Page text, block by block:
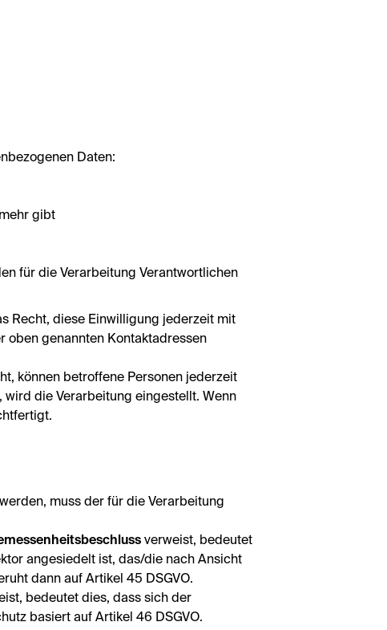
Daten:
gibt
für die Verarbeitung Verantwortlichen
Recht, diese Einwilligung jederzeit mit
oben genannten Kontaktadressen
können betroffene Personen jederzeit
die Verarbeitung eingestellt. Wenn
muss der für die Verarbeitung
verweist, bedeutet
angesiedelt ist, das/die nach Ansicht
dann auf Artikel 45 DSGVO.
bedeutet dies, dass sich der
basiert auf Artikel 46 DSGVO.